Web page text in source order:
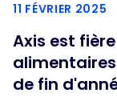
11 FÉVRIER 2025
Axis est
de fin